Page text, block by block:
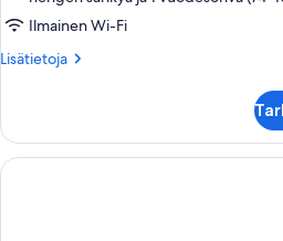
makuuhuoneen
yhteydessä
Ilmainen Wi-Fi
Lisätietoja
Lisätietoja
classic-
huone,
kylpyhuone